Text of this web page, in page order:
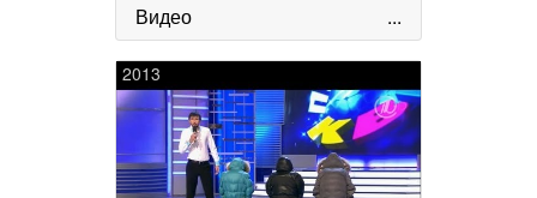
Видео ...
2013